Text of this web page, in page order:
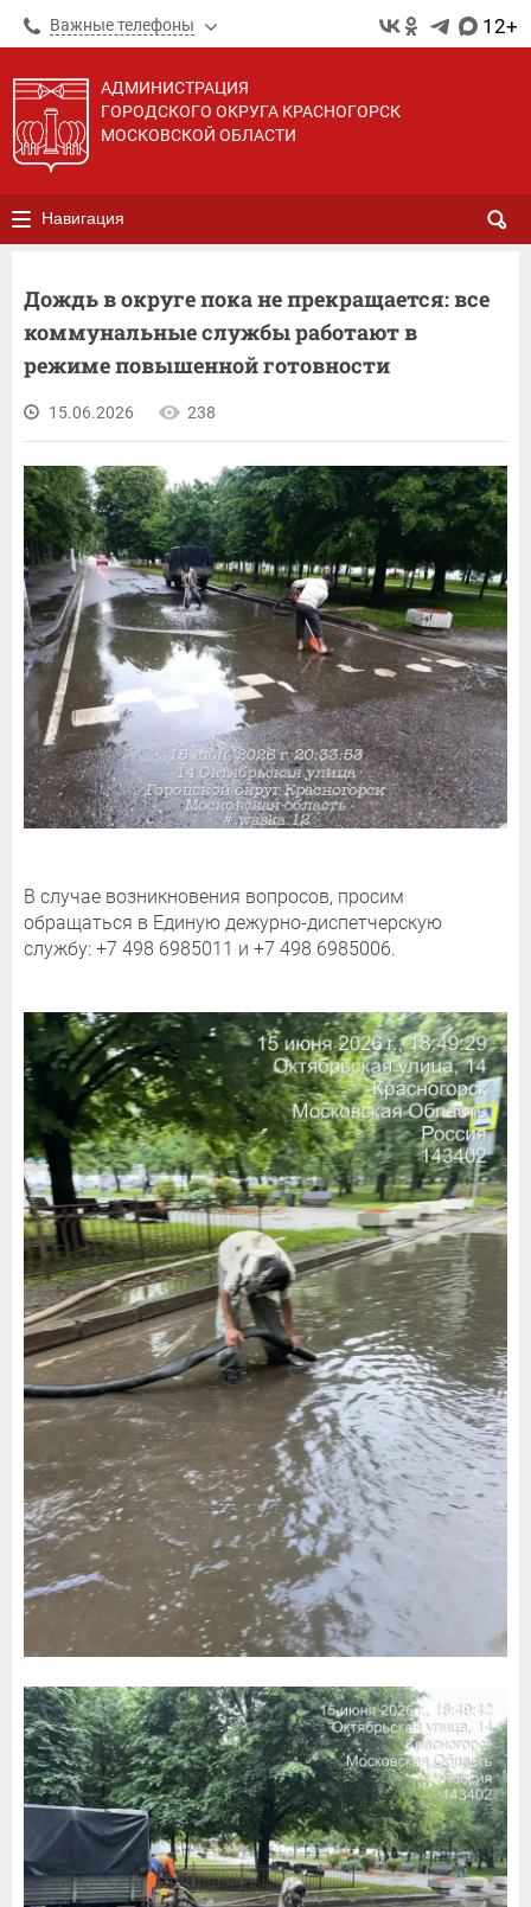
Важные телефоны 12+
АДМИНИСТРАЦИЯ
ГОРОДСКОГО ОКРУГА КРАСНОГОРСК
МОСКОВСКОЙ ОБЛАСТИ
Навигация
Дождь в округе пока не прекращается: все
коммунальные службы работают в
режиме повышенной готовности
15.06.2026 238
В случае возникновения вопросов, просим
обращаться в Единую дежурно-диспетчерскую
службу: +7 498 6985011 и +7 498 6985006.